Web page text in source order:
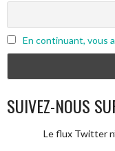
En continuant, vous
SUIVEZ-NOUS
Le flux Twitter